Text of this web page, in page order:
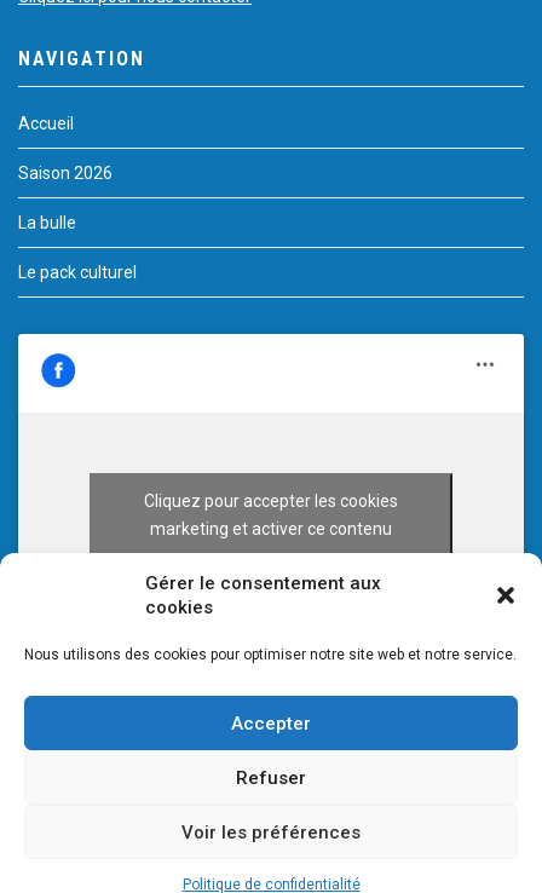
Gérer le consentement aux
cookies
Nous utilisons des cookies pour optimiser notre site web et notre service.
Accepter
Refuser
Voir les préférences
Politique de confidentialité
NAVIGATION
Accueil
Saison 2026
La bulle
Le pack culturel
Cliquez pour accepter les cookies
marketing et activer ce contenu
© 2026 CULTURE 70 -Mentions légales-